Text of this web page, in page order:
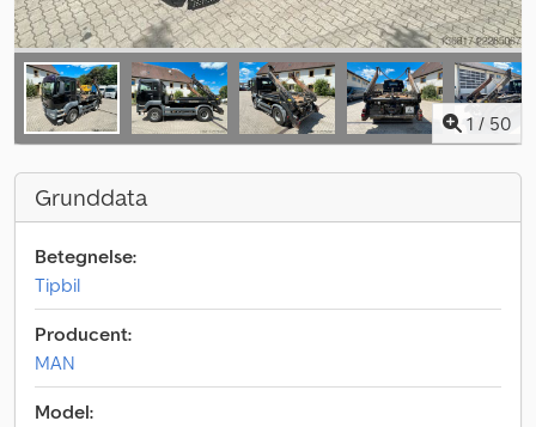
1 / 50
Grunddata
Betegnelse:
Tipbil
Producent:
MAN
Model: